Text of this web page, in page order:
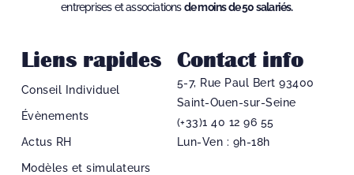
entreprises et associationsde moins de 50 salariés.
Liens rapides
Conseil Individuel
Évènements
Actus RH
Modèles et simulateurs
Contact info
5-7, Rue Paul Bert 93400
Saint-Ouen-sur-Seine
(+33)1 40 12 96 55​
Lun-Ven : 9h-18h